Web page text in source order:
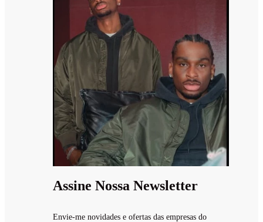
Assine Nossa Newsletter
Envie-me novidades e ofertas das empresas do